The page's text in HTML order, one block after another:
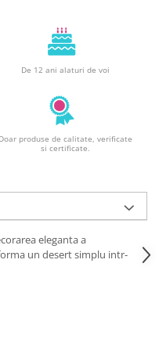
De 12 ani alaturi de voi
Doar produse de calitate, verificate
si certificate.
eleganta a
un desert simplu intr-